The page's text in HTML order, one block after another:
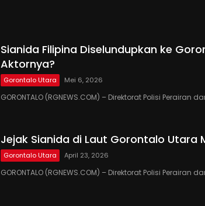
Sianida Filipina Diselundupkan ke
Aktornya?
Gorontalo Utara Mei 6, 2026
GORONTALO (RGNEWS.COM) – Direktorat Polisi Perairan
Jejak Sianida di Laut Gorontalo Utara
Gorontalo Utara April 23, 2026
GORONTALO (RGNEWS.COM) – Direktorat Polisi Perairan